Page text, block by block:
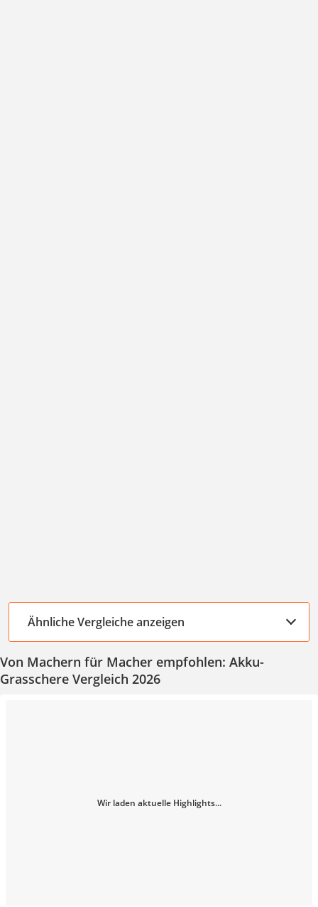
Ähnliche Vergleiche anzeigen
Von Machern für Macher empfohlen: Akku-
Grasschere Vergleich 2026
Wir laden aktuelle Highlights...